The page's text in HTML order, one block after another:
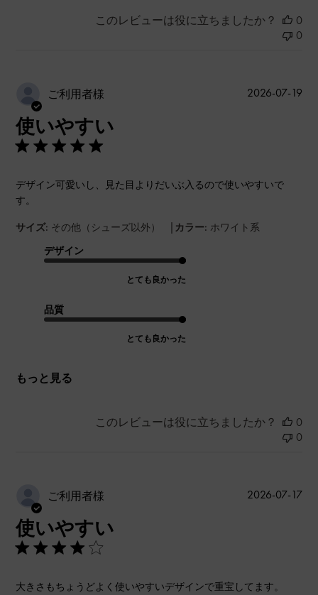
このレビューは役に立ちましたか？
0
0
ご利用者様
使いやすい
デザイン可愛いし、見た目よりだいぶ入るので使いやすいで
す。
サイズ: その他（シューズ以外） | カラー: ホワイト系
デザイン
とても良かった
品質
とても良かった
もっと見る
公
2026-07-19
このレビューは役に立ちましたか？
0
0
ご利用者様
使いやすい
大きさもちょうどよく使いやすいデザインで重宝してます。
公
2026-07-17